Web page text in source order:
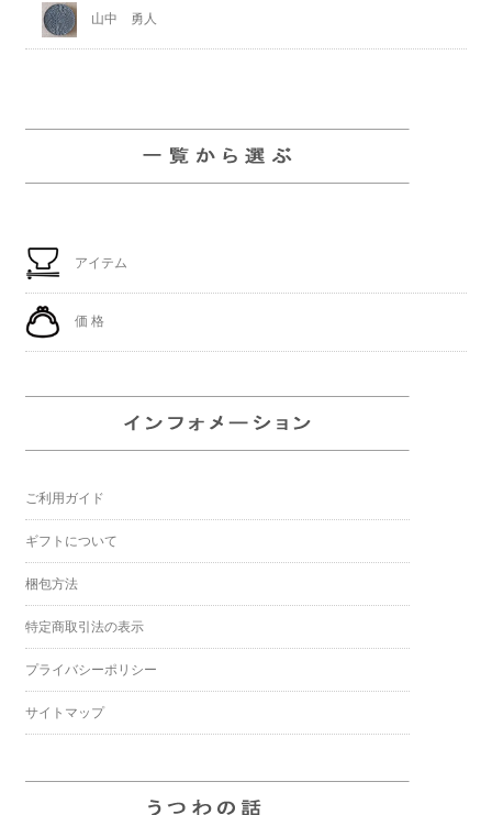
山中 勇人
アイテム
価 格
ご利用ガイド
ギフトについて
梱包方法
特定商取引法の表示
プライバシーポリシー
サイトマップ